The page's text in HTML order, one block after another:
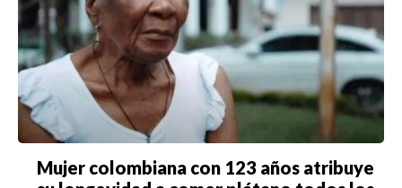
Mujer colombiana con 123 años atribuye